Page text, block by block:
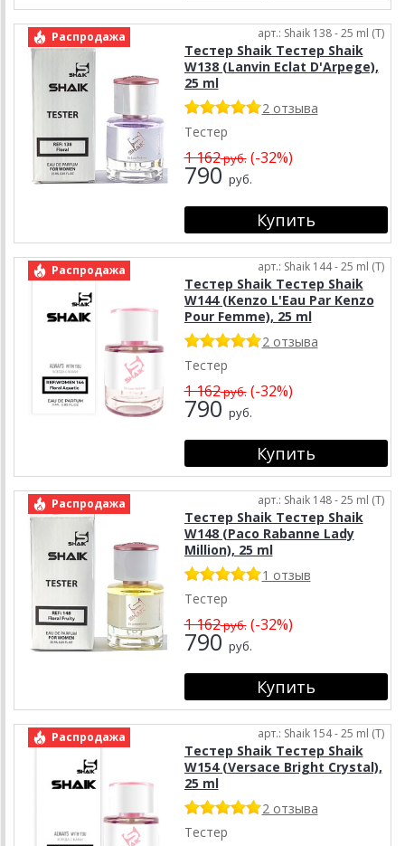
Распродажа арт.: Shaik 138 - 25 ml (T)
Тестер Shaik Тестер Shaik
W138 (Lanvin Eclat D'Arpege),
25 ml
2 отзыва
Тестер
1 162руб.(-32%)
790 руб.
Распродажа арт.: Shaik 144 - 25 ml (T)
Тестер Shaik Тестер Shaik
W144 (Kenzo L'Eau Par Kenzo
Pour Femme), 25 ml
2 отзыва
Тестер
1 162руб.(-32%)
790 руб.
Распродажа арт.: Shaik 148 - 25 ml (T)
Тестер Shaik Тестер Shaik
W148 (Paco Rabanne Lady
Million), 25 ml
1 отзыв
Тестер
1 162руб.(-32%)
790 руб.
Распродажа арт.: Shaik 154 - 25 ml (T)
Тестер Shaik Тестер Shaik
W154 (Versace Bright Crystal),
25 ml
2 отзыва
Тестер